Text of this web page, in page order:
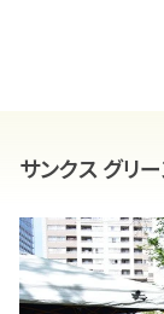
サンクス グリ